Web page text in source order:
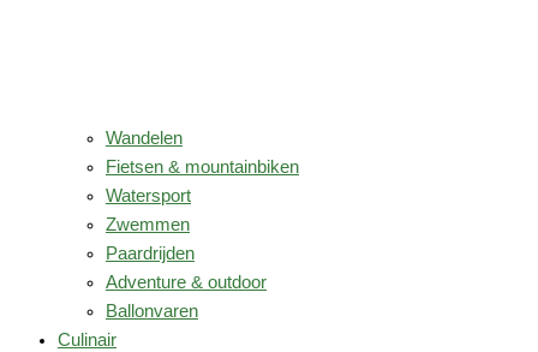
Wandelen
Fietsen & mountainbiken
Watersport
Zwemmen
Paardrijden
Adventure & outdoor
Ballonvaren
Culinair